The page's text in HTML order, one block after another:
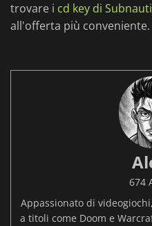
trovare i cd key di
all'offerta più conveniente.
674
Appassionato di
a titoli come Doom e